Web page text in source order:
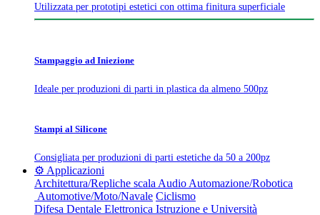
Utilizzata per prototipi estetici con ottima finitura superficiale
Stampaggio ad Iniezione
Ideale per produzioni di parti in plastica da almeno 500pz
Stampi al Silicone
Consigliata per produzioni di parti estetiche da 50 a 200pz
⚙️ Applicazioni
Architettura/Repliche scala Audio Automazione/Robotica
Automotive/Moto/Navale Ciclismo
Difesa Dentale Elettronica Istruzione e Università